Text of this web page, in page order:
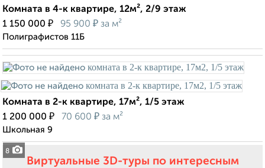
Комната в 4-к квартире, 12м², 2/9 этаж
1 150 000 ₽ 95 900 ₽ за м²
Полиграфистов 11Б
8
Комната в 2-к квартире, 17м², 1/5 этаж
1 200 000 ₽ 70 600 ₽ за м²
Школьная 9
Виртуальные 3D-туры по интересным